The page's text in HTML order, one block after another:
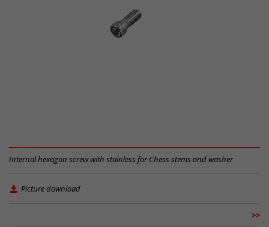
Internal hexagon screw with stainless for Chess stems and washer
Picture download
>>